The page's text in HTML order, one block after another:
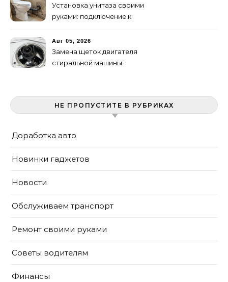
Установка унитаза своими
руками: подключение к
Авг 05, 2026
Замена щеток двигателя
стиральной машины:
НЕ ПРОПУСТИТЕ В РУБРИКАХ
Доработка авто
Новинки гаджетов
Новости
Обслуживаем транспорт
Ремонт своими руками
Советы водителям
Финансы